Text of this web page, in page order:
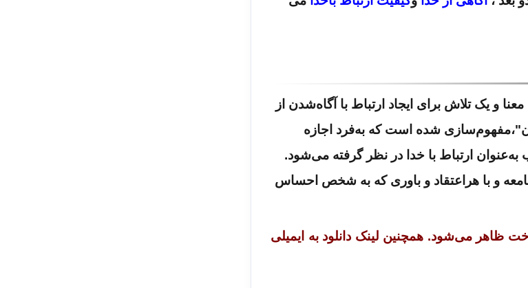
و یک تلاش برای ایجاد ارتباط با آگاه‌شدن از
شده‌ است که به‌فرد اجازه
ارتباط با خدا در نظر گرفته می‌شود.
جامعه و با هراعتقاد و باوری که به شخص احساس
ظاهر می‌شود. همچنین لینک دانلود به ایمیلی